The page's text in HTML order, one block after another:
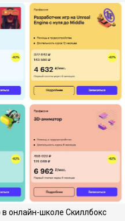
в онлайн-школе Скиллбокс